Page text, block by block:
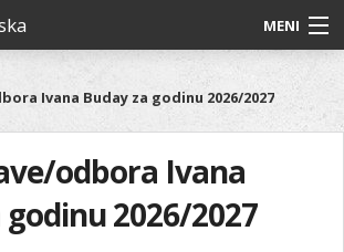
MENI
Ivana Buday za godinu 2026/2027
odbora Ivana
godinu 2026/2027